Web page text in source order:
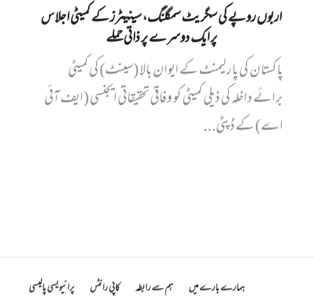
اربوں روپے کی سگریٹ سمگلنگ، سینیٹرز کے کمیٹی اجلاس
پر ایک دوسرے پر ذاتی حملے
پاکستان کی پارلیمنٹ کے ایوان بالا (سینٹ) کی کمیٹی
برائے داخلہ کی ذیلی کمیٹی کو وفاقی تحقیقاتی ایجنسی (ایف آئی
اے) کے ڈپٹی...
ہمارے بارے میں ہم سے رابطہ کاپی رائٹس پرائیویسی پالیسی